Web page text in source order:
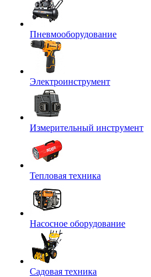
Пневмооборудование
Электроинструмент
Измерительный инструмент
Тепловая техника
Насосное оборудование
Садовая техника